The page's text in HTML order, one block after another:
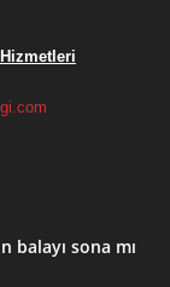
balayı sona mı